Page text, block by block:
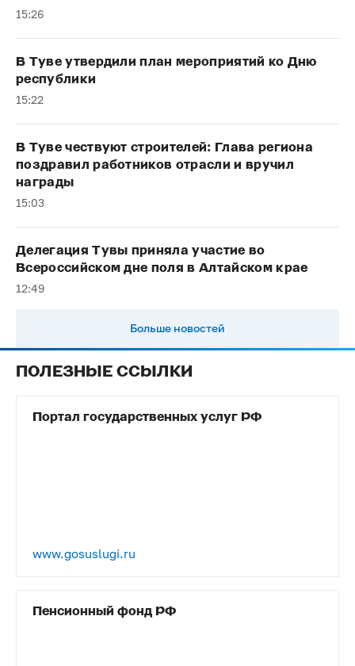
15:26
В Туве утвердили план мероприятий ко Дню
республики
15:22
В Туве чествуют строителей: Глава региона
поздравил работников отрасли и вручил
награды
15:03
Делегация Тувы приняла участие во
Всероссийском дне поля в Алтайском крае
12:49
Больше новостей
ПОЛЕЗНЫЕ ССЫЛКИ
Портал государственных услуг РФ
www.gosuslugi.ru
Пенсионный фонд РФ